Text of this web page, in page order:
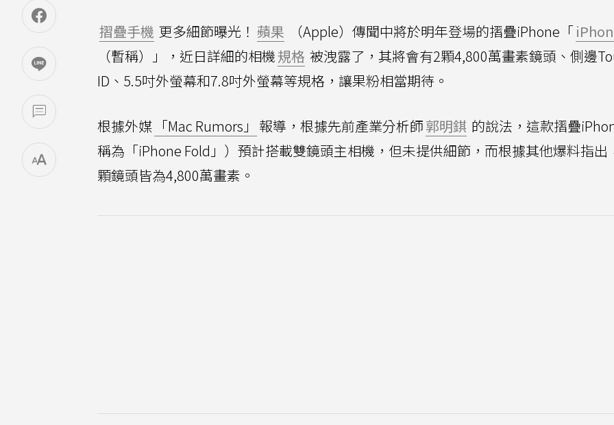
摺疊手機 更多細節曝光！ 蘋果 （Apple）傳聞中將於明年登場的摺疊iPhone「
（暫稱）」，近日詳細的相機規格 被洩露了，其將會有2顆4,800萬畫素鏡頭、側邊
ID、5.5吋外螢幕和7.8吋外螢幕等規格，讓果粉相當期待。
根據外媒 「Mac Rumors」 報導，根據先前產業分析師郭明錤 的說法，這款摺疊
稱為「iPhone Fold」）預計搭載雙鏡頭主相機，但未提供細節，而根據其他爆料指出
顆鏡頭皆為4,800萬畫素。